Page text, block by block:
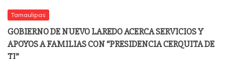
Tamaulipas
GOBIERNO DE NUEVO LAREDO ACERCA SERVICIOS Y
APOYOS A FAMILIAS CON “PRESIDENCIA CERQUITA DE
TI”